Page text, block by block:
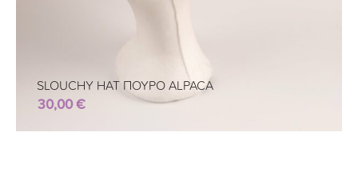
SLOUCHY HAT ΠΟΥΡΟ ALPACA
30,00€